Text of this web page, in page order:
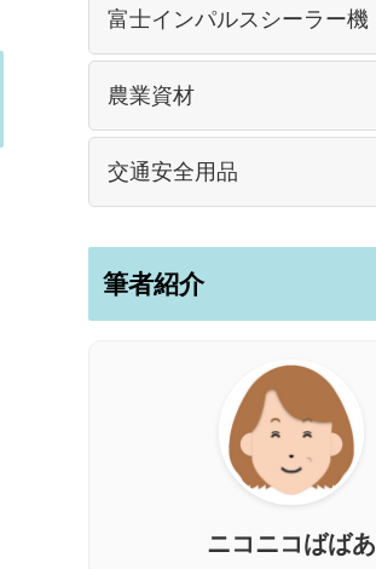
富士インパルスシーラー機
農業資材
交通安全用品
筆者紹介
ニコニコばばあ